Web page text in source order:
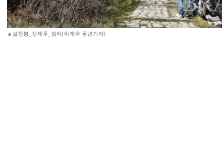
▲설천봉_상제루_쉼터(허계숙 동년기자)